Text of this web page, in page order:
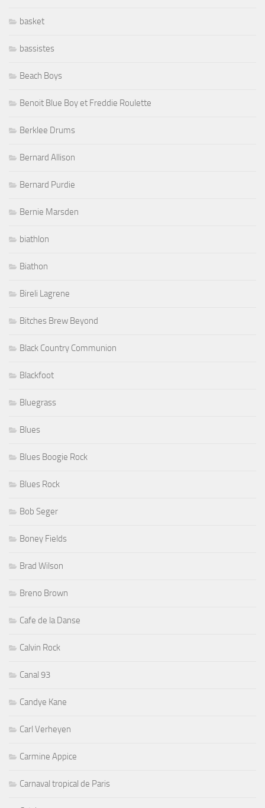
basket
bassistes
Beach Boys
Benoit Blue Boy et Freddie Roulette
Berklee Drums
Bernard Allison
Bernard Purdie
Bernie Marsden
biathlon
Biathon
Bireli Lagrene
Bitches Brew Beyond
Black Country Communion
Blackfoot
Bluegrass
Blues
Blues Boogie Rock
Blues Rock
Bob Seger
Boney Fields
Brad Wilson
Breno Brown
Cafe de la Danse
Calvin Rock
Canal 93
Candye Kane
Carl Verheyen
Carmine Appice
Carnaval tropical de Paris